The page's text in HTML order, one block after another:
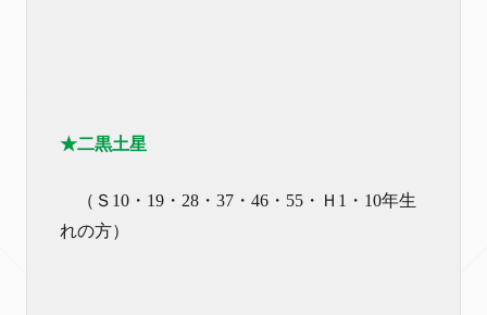
★二黒土星
（Ｓ10・19・28・37・46・55・Ｈ1・10年生
れの方）